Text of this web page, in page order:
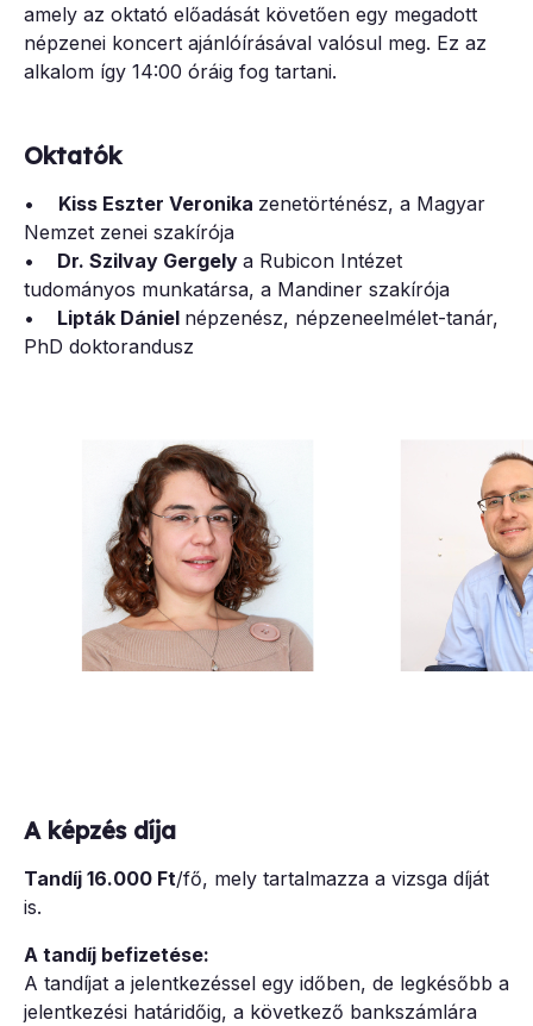
amely az oktató előadását követően egy megadott
népzenei koncert ajánlóírásával valósul meg. Ez az
alkalom így 14:00 óráig fog tartani.
Oktatók
• Kiss Eszter Veronika zenetörténész, a Magyar
Nemzet zenei szakírója
•
Dr. Szilvay Gergely a Rubicon Intézet
tudományos munkatársa, a Mandiner szakírója
•
Lipták Dániel népzenész, népzeneelmélet-tanár,
PhD doktorandusz
A képzés díja
Tandíj 16.000 Ft/fő, mely tartalmazza a vizsga díját
is.
A tandíj befizetése:
A tandíjat a jelentkezéssel egy időben, de legkésőbb a
jelentkezési határidőig, a következő bankszámlára